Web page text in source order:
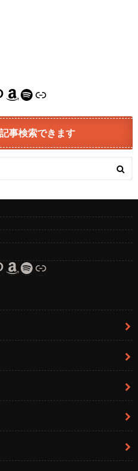
Amazon
Spotify
リンク
事検索できます
Amazon
Spotify
リンク